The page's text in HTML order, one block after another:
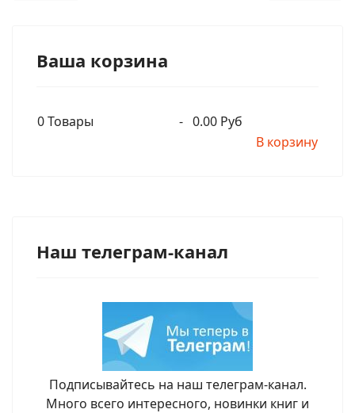
Ваша корзина
0Товары - 0.00 Руб
В корзину
Наш телеграм-канал
Подписывайтесь на наш телеграм-канал.
Много всего интересного, новинки книг и